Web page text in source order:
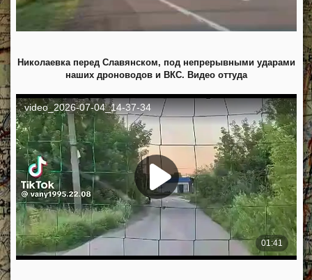
Николаевка перед Славянском, под непрерывными ударами
наших дроноводов и ВКС. Видео оттуда